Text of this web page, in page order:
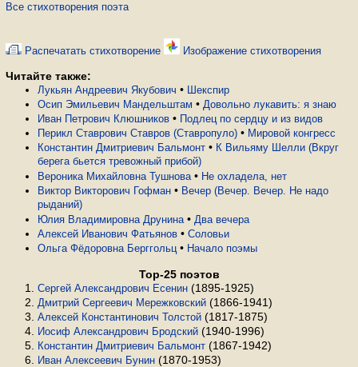
Все стихотворения поэта
Распечатать стихотворение Изображение стихотворения
Читайте также:
Лукьян Андреевич Якубович • Шекспир
Осип Эмильевич Мандельштам • Довольно лукавить: я знаю
Иван Петрович Клюшников • Подлец по сердцу и из видов
Перикл Ставрович Ставров (Ставропуло) • Мировой конгресс
Константин Дмитриевич Бальмонт • К Вильяму Шелли (Вкруг
берега бьется тревожный прибой)
Вероника Михайловна Тушнова • Не охладела, нет
Виктор Викторович Гофман • Вечер (Вечер. Вечер. Не надо
рыданий)
Юлия Владимировна Друнина • Два вечера
Алексей Иванович Фатьянов • Соловьи
Ольга Фёдоровна Берггольц • Начало поэмы
Top-25 поэтов
Сергей Александрович Есенин (1895-1925)
Дмитрий Сергеевич Мережковский (1866-1941)
Алексей Константинович Толстой (1817-1875)
Иосиф Александрович Бродский (1940-1996)
Константин Дмитриевич Бальмонт (1867-1942)
Иван Алексеевич Бунин (1870-1953)